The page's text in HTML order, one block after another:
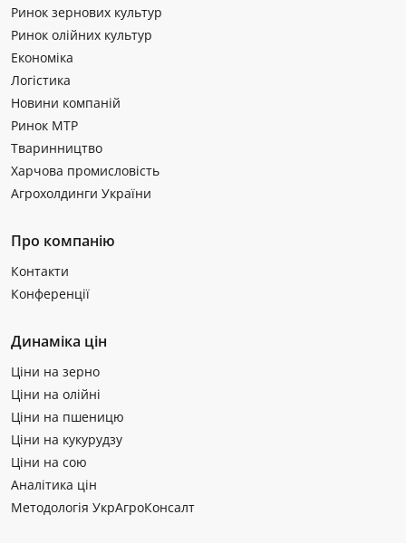
Ринок зернових культур
Ринок олійних культур
Економіка
Логістика
Новини компаній
Ринок МТР
Тваринництво
Харчова промисловість
Агрохолдинги України
Про компанію
Контакти
Конференції
Динаміка цін
Ціни на зерно
Ціни на олійні
Ціни на пшеницю
Ціни на кукурудзу
Ціни на сою
Аналітика цін
Методологія УкрАгроКонсалт